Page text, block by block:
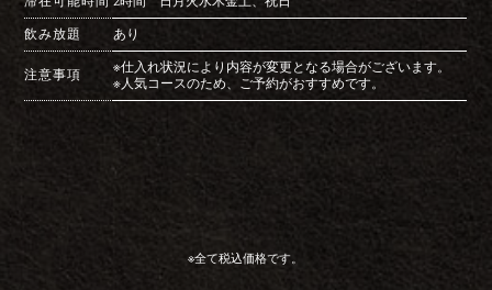
飲み放題 あり
注意事項
※仕入れ状況により内容が変更となる場合がございます。
※人気コースのため、ご予約がおすすめです。
※全て税込価格です。